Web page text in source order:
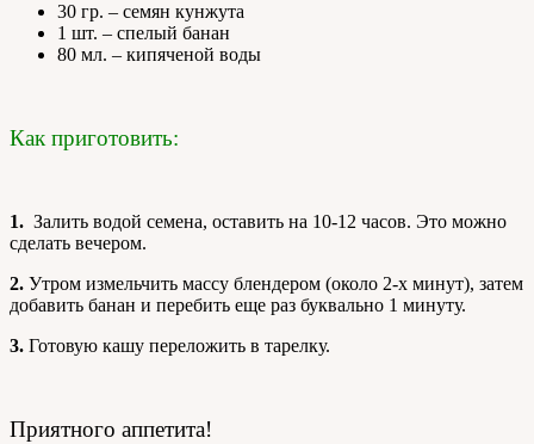
30 гр. – семян кунжута
1 шт. – спелый банан
80 мл. – кипяченой воды
Как приготовить:
1. Залить водой семена, оставить на 10-12 часов. Это можно
сделать вечером.
2. Утром измельчить массу блендером (около 2-х минут), затем
добавить банан и перебить еще раз буквально 1 минуту.
3. Готовую кашу переложить в тарелку.
Приятного аппетита!